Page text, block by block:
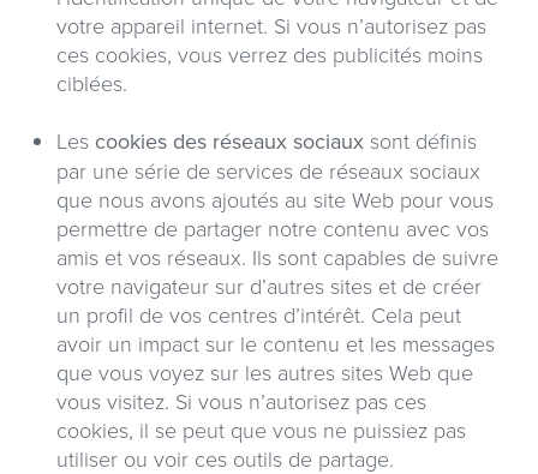
votre appareil internet. Si vous n’autorisez pas
ces cookies, vous verrez des publicités moins
ciblées.
Les cookies des réseaux sociaux sont définis
par une série de services de réseaux sociaux
que nous avons ajoutés au site Web pour vous
permettre de partager notre contenu avec vos
amis et vos réseaux. Ils sont capables de suivre
votre navigateur sur d’autres sites et de créer
un profil de vos centres d’intérêt. Cela peut
avoir un impact sur le contenu et les messages
que vous voyez sur les autres sites Web que
vous visitez. Si vous n’autorisez pas ces
cookies, il se peut que vous ne puissiez pas
utiliser ou voir ces outils de partage.